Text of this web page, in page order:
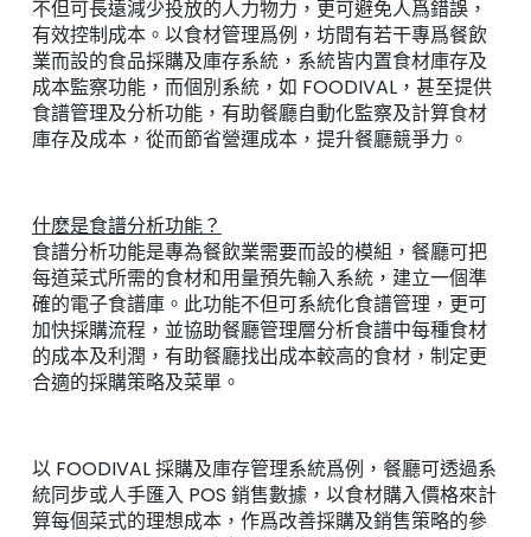
不但可長遠減少投放的人力物力，更可避免人爲錯誤，
有效控制成本。以食材管理爲例，坊間有若干專爲餐飲
業而設的食品採購及庫存系統，系統皆内置食材庫存及
成本監察功能，而個別系統，如 FOODIVAL，甚至提供
食譜管理及分析功能，有助餐廳自動化監察及計算食材
庫存及成本，從而節省營運成本，提升餐廳競爭力。
什麽是食譜分析功能？
食譜分析功能是專為餐飲業需要而設的模組，餐廳可把
每道菜式所需的食材和用量預先輸入系統，建立一個準
確的電子食譜庫。此功能不但可系統化食譜管理，更可
加快採購流程，並協助餐廳管理層分析食譜中每種食材
的成本及利潤，有助餐廳找出成本較高的食材，制定更
合適的採購策略及菜單。
以 FOODIVAL 採購及庫存管理系統爲例，餐廳可透過系
統同步或人手匯入 POS 銷售數據，以食材購入價格來計
算每個菜式的理想成本，作爲改善採購及銷售策略的參